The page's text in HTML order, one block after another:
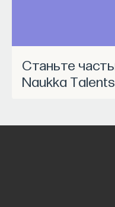
Станьте частью программы
Naukka Talents